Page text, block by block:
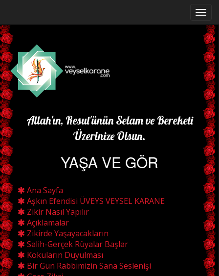
Allah'ın, Resul'ünün Selam ve Bereketi
Üzerinize Olsun.
YAŞA VE GÖR
Ana Sayfa
Aşkın Efendisi ÜVEYS VEYSEL KARANE
Zikir Nasıl Yapılır
Açıklamalar
Zikirde Yaşayacakların
Salih-Gerçek Rüyalar Başlar
Kokuların Duyulması
Bir Gün Rabbimizin Sana Seslenişi